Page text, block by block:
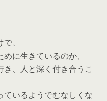
、
に生きているのか、
、人と深く付き合うこ
ているようでむなしくな